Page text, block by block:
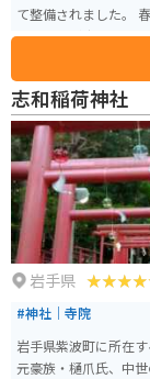
て整備されました。 春から秋にかけては毎時間に噴水を行っているところを
見ることが出来ます
こいの場所です。ト
すめです。
志和稲荷神社
岩手県
#神社｜寺院
岩手県紫波町に所在
元豪族・樋爪氏、中